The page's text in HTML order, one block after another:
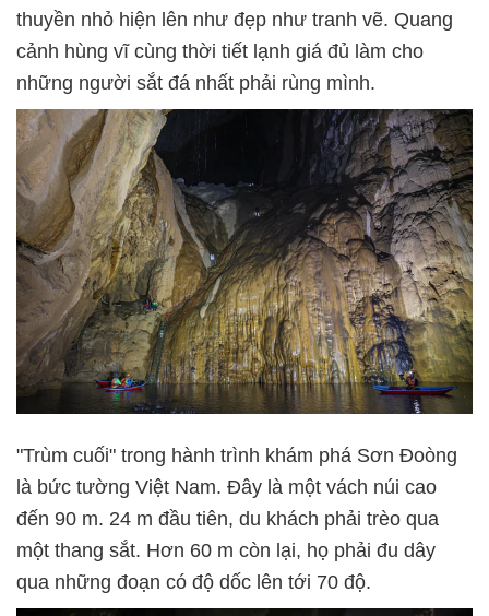
thuyền nhỏ hiện lên như đẹp như tranh vẽ. Quang
cảnh hùng vĩ cùng thời tiết lạnh giá đủ làm cho
những người sắt đá nhất phải rùng mình.
"Trùm cuối" trong hành trình khám phá Sơn Đoòng
là bức tường Việt Nam. Đây là một vách núi cao
đến 90 m. 24 m đầu tiên, du khách phải trèo qua
một thang sắt. Hơn 60 m còn lại, họ phải đu dây
qua những đoạn có độ dốc lên tới 70 độ.